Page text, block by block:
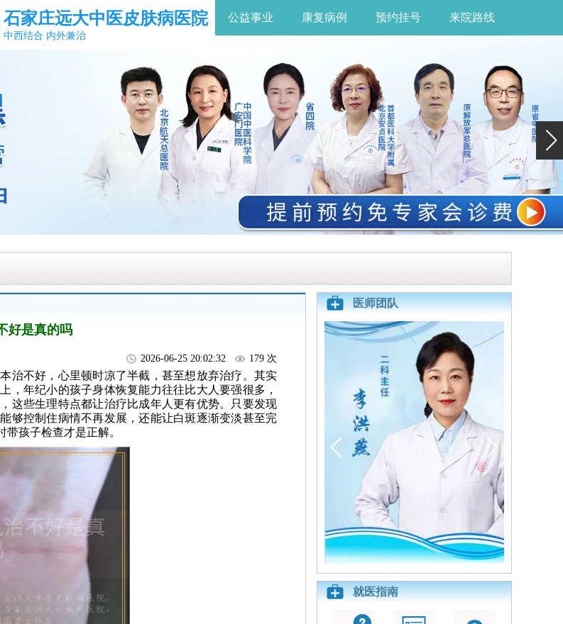
石家庄远大中医皮肤病医院
中西结合 内外兼治
公益事业 康复病例 预约挂号 来院路线
好是真的吗
2026-06-25 20:02:32 179 次
治不好，心里顿时凉了半截，甚至想放弃治疗。其实
，年纪小的孩子身体恢复能力往往比大人要强很多，
这些生理特点都让治疗比成年人更有优势。只要发现
够控制住病情不再发展，还能让白斑逐渐变淡甚至完
孩子检查才是正解。
医师团队
就医指南